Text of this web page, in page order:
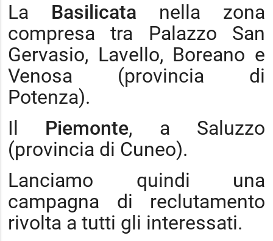
La Basilicata nella zona
compresa tra Palazzo San
Gervasio, Lavello, Boreano e
Venosa (provincia di
Potenza).
Il Piemonte, a Saluzzo
(provincia di Cuneo).
Lanciamo quindi una
campagna di reclutamento
rivolta a tutti gli interessati.